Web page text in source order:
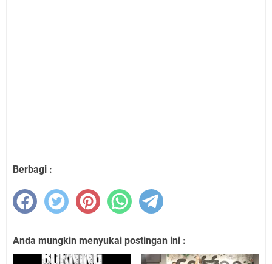
Berbagi :
Anda mungkin menyukai postingan ini :